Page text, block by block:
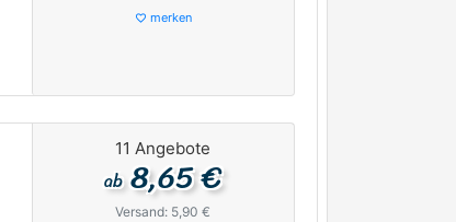
favorite_border merken
11 Angebote
ab8,65 €
Versand: 5,90 €